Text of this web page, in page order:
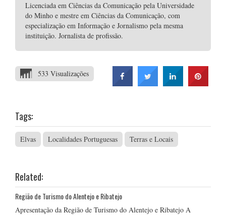
Licenciada em Ciências da Comunicação pela Universidade
do Minho e mestre em Ciências da Comunicação, com
especialização em Informação e Jornalismo pela mesma
instituição. Jornalista de profissão.
533 Visualizações
Tags:
Elvas Localidades Portuguesas Terras e Locais
Related:
Região de Turismo do Alentejo e Ribatejo
Apresentação da Região de Turismo do Alentejo e Ribatejo A